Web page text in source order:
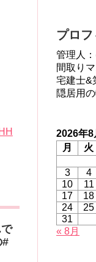
HH
#
プロ
管理人
間取り
宅建士&
隠居用
2026年8
月
火
3
4
10
11
17
18
24
25
31
« 8月